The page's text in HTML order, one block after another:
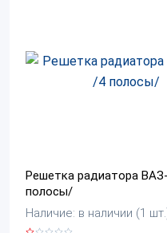
Решетка радиатора
полосы/
Наличие: в наличии (1